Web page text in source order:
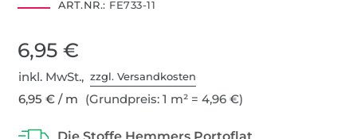
ART.NR.: FE733-11
6,95 €
inkl. MwSt.,zzgl. Versandkosten
6,95 € / m (Grundpreis: 1 m² = 4,96 €)